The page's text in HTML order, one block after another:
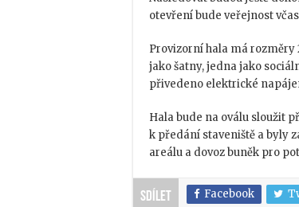
otevření bude veřejnost
Provizorní hala má
jako šatny, jedna jako
přivedeno elektrické
Hala bude na oválu sloužit
k předání staveniště a byly
areálu a dovoz buněk pro
Sdílet Facebook